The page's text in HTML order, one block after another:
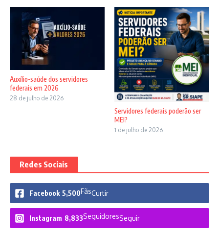
Auxílio-saúde dos servidores
federais em 2026
28 de julho de 2026
Servidores federais poderão ser
MEI?
1 de julho de 2026
Redes Sociais
Facebook 5,500FãsCurtir
Instagram 8,833SeguidoresSeguir